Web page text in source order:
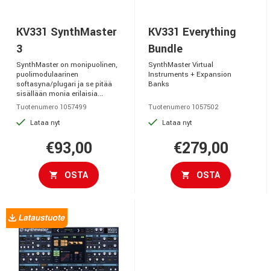
KV331 SynthMaster
3
SynthMaster on monipuolinen,
puolimodulaarinen
softasyna/plugari ja se pitää
sisällään monia erilaisia...
Tuotenumero 1057499
Lataa nyt
€93,00
OSTA
KV331 Everything
Bundle
SynthMaster Virtual
Instruments + Expansion
Banks
Tuotenumero 1057502
Lataa nyt
€279,00
OSTA